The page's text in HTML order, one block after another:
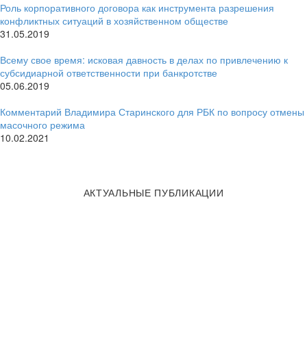
Роль корпоративного договора как инструмента разрешения
конфликтных ситуаций в хозяйственном обществе
31.05.2019
Всему свое время: исковая давность в делах по привлечению к
субсидиарной ответственности при банкротстве
05.06.2019
Комментарий Владимира Старинского для РБК по вопросу отмены
масочного режима
10.02.2021
АКТУАЛЬНЫЕ ПУБЛИКАЦИИ